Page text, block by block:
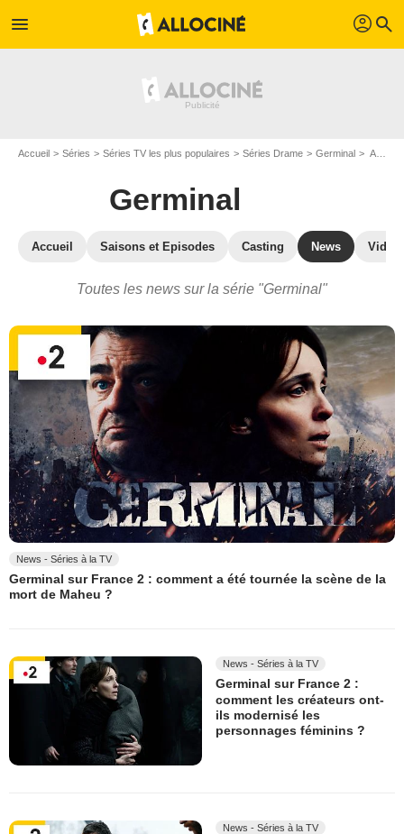
menu profil search
Accueil Séries Séries TV les plus populaires Séries Drame Germinal Actualité de la série Germinal
Germinal
Accueil Saisons et Episodes Casting News
Toutes les news sur la série "Germinal"
News - Séries à la TV
Germinal sur France 2 : comment a été tournée la scène de la
mort de Maheu ?
News - Séries à la TV
Germinal sur France 2 :
comment les créateurs ont-
ils modernisé les
personnages féminins ?
News - Séries à la TV